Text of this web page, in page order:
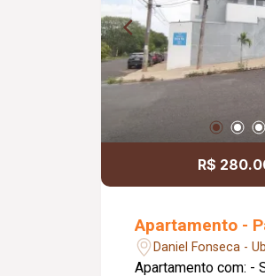
R$
Apartamento -
Daniel Fonseca -
Apartamento com: -